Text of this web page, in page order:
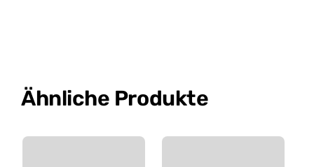
Ähnliche Produkte